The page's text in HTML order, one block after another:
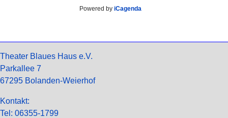
Powered by iCagenda
Theater Blaues Haus e.V.
Parkallee 7
67295 Bolanden-Weierhof
Kontakt:
Tel: 06355-1799